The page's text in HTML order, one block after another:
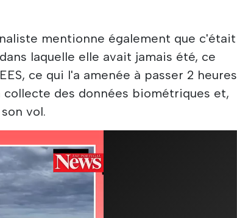
mentionne également que c'était
laquelle elle avait jamais été, ce
ce qui l'a amenée à passer 2 heures
des données biométriques et,
vol.